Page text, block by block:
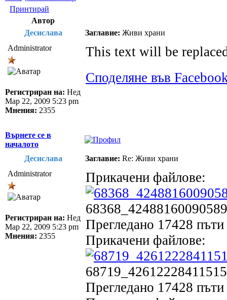
Принтирай
Автор
Десислава
Заглавие: Живи храни
Administrator
Регистриран на: Нед
Мар 22, 2009 5:23 pm
Мнения: 2355
This text will be
Споделяне във
Върнете се в
началото
Десислава
Заглавие: Re: Живи храни
Administrator
Регистриран на: Нед
Мар 22, 2009 5:23 pm
Мнения: 2355
Прикачени файлове:
Прегледано 17428
Прикачени файлове:
Прегледано 17428